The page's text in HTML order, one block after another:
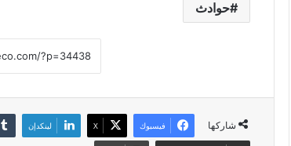
حوادث
شاركها فيسبوك X لينكدإن